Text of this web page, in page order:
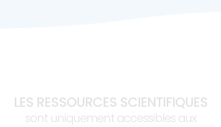
LES RESSOURCES SCIENTIFIQUES
sont uniquement accessibles aux